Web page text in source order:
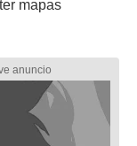
mapas